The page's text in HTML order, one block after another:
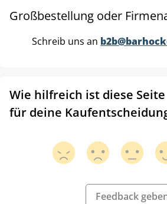
Großbestellung oder
Schreib uns an
Wie hilfreich ist diese Seite
für deine
Feedback